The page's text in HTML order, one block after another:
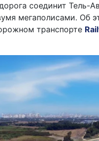
соединит Тель-
мегаполисами. Об
транспорте